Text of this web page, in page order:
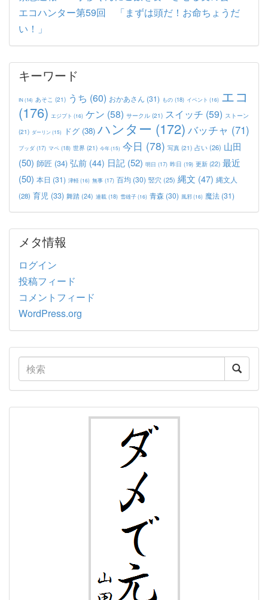
エコハンター第59回 「まずは頭だ！お命ちょうだ
い！」
キーワード
IN(14) あそこ (21) うち (60) おかあさん (31) もの (18) イベント (16) エコ
(176) エジプト (16) ケン (58) サークル (21) スイッチ (59) ストーン
(21) ダーリン(15) ドグ (38) ハンター (172) バッチャ (71)
ブッダ (17) マペ (18) 世界 (21) 今年(15) 今日 (78) 写真 (21) 占い(26) 山田
(50) 師匠 (34) 弘前 (44) 日記 (52) 明日 (17) 昨日 (19) 更新 (22) 最近
(50) 本日 (31) 津軽(16) 無事 (17) 百均 (30) 竪穴 (25) 縄文 (47) 縄文人
(28) 育児 (33) 舞踏 (24) 連載 (18) 雪雄子(16) 青森 (30) 風邪(16) 魔法 (31)
メタ情報
ログイン
投稿フィード
コメントフィード
WordPress.org